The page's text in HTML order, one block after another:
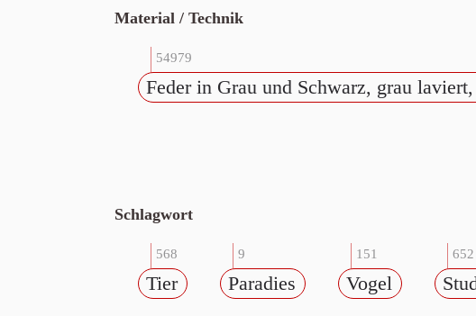
Material / Technik
54979
Feder in Grau und Schwarz, grau
Schlagwort
568
Tier
9
Paradies
151
Vogel
652